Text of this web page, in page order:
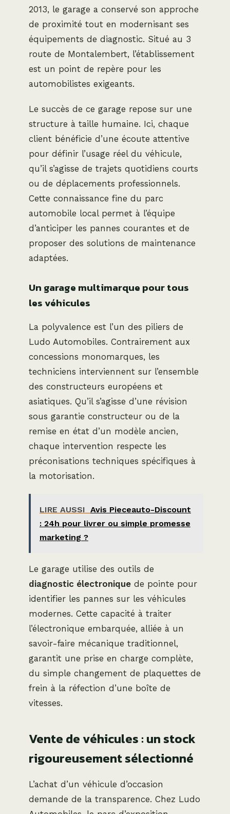
2013, le garage a conservé son approche
de proximité tout en modernisant ses
équipements de diagnostic. Situé au 3
route de Montalembert, l’établissement
est un point de repère pour les
automobilistes exigeants.
Le succès de ce garage repose sur une
structure à taille humaine. Ici, chaque
client bénéficie d’une écoute attentive
pour définir l’usage réel du véhicule,
qu’il s’agisse de trajets quotidiens courts
ou de déplacements professionnels.
Cette connaissance fine du parc
automobile local permet à l’équipe
d’anticiper les pannes courantes et de
proposer des solutions de maintenance
adaptées.
Un garage multimarque pour tous
les véhicules
La polyvalence est l’un des piliers de
Ludo Automobiles. Contrairement aux
concessions monomarques, les
techniciens interviennent sur l’ensemble
des constructeurs européens et
asiatiques. Qu’il s’agisse d’une révision
sous garantie constructeur ou de la
remise en état d’un modèle ancien,
chaque intervention respecte les
préconisations techniques spécifiques à
la motorisation.
LIRE AUSSI Avis Pieceauto-Discount
: 24h pour livrer ou simple promesse
marketing ?
Le garage utilise des outils de
diagnostic électronique de pointe pour
identifier les pannes sur les véhicules
modernes. Cette capacité à traiter
l’électronique embarquée, alliée à un
savoir-faire mécanique traditionnel,
garantit une prise en charge complète,
du simple changement de plaquettes de
frein à la réfection d’une boîte de
vitesses.
Vente de véhicules : un stock
rigoureusement sélectionné
L’achat d’un véhicule d’occasion
demande de la transparence. Chez Ludo